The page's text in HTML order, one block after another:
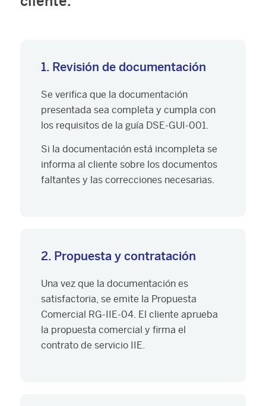
1. Revisión de documentación
Se verifica que la documentación
presentada sea completa y cumpla con
los requisitos de la guía DSE-GUI-001.
Si la documentación está incompleta se
informa al cliente sobre los documentos
faltantes y las correcciones necesarias.
2. Propuesta y contratación
Una vez que la documentación es
satisfactoria, se emite la Propuesta
Comercial RG-IIE-04. El cliente aprueba
la propuesta comercial y firma el
contrato de servicio IIE.